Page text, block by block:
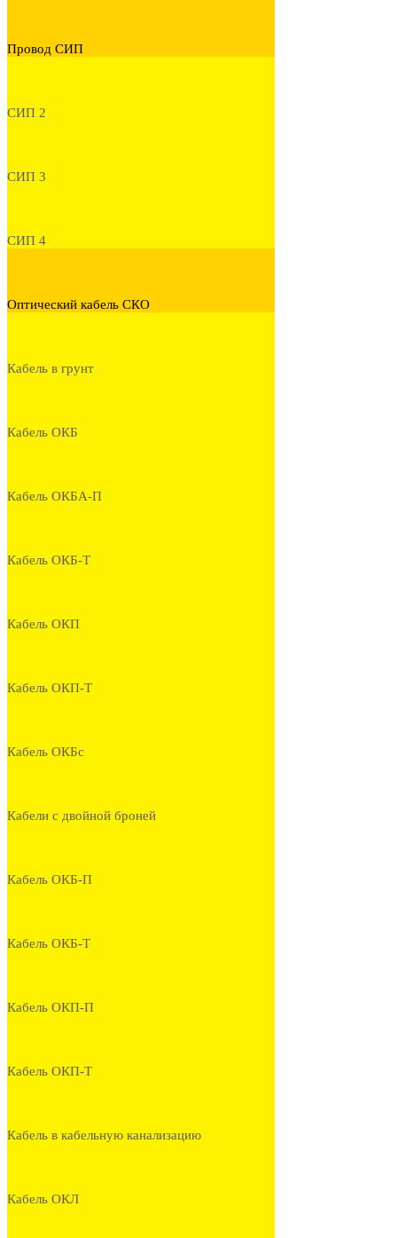
Провод СИП
СИП 2
СИП 3
СИП 4
Оптический кабель СКО
Кабель в грунт
Кабель ОКБ
Кабель ОКБА-П
Кабель ОКБ-Т
Кабель ОКП
Кабель ОКП-Т
Кабель ОКБс
Кабели с двойной броней
Кабель ОКБ-П
Кабель ОКБ-Т
Кабель ОКП-П
Кабель ОКП-Т
Кабель в кабельную канализацию
Кабель ОКЛ